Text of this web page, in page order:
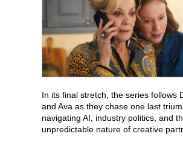
In its final stretch, the series follows
and Ava as they chase one last
navigating AI, industry politics, and
unpredictable nature of creative